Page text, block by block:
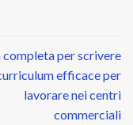
completa per scrivere
efficace per
lavorare nei centri
commerciali